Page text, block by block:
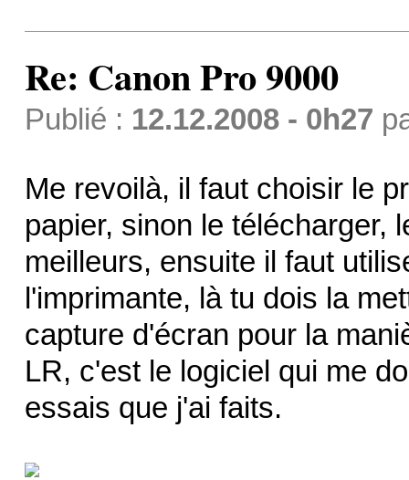
Re: Canon Pro 9000
Publié : 12.12.2008 - 0h27
Me revoilà, il faut choisir le
papier, sinon le télécharger,
meilleurs, ensuite il faut
l'imprimante, là tu dois la
capture d'écran pour la
LR, c'est le logiciel qui me
essais que j'ai faits.